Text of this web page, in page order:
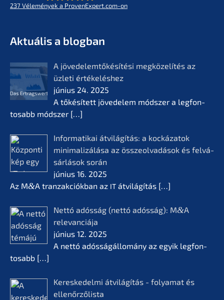
237 Vélemé­ny­ek a ProvenExpert.com-on
Aktuá­lis a blogban
A jövedelem­tőké­sí­té­si megkö­ze­lí­tés az
üzleti értékelés­hez
június 24. 2025
A tőkésí­tett jövede­lem módszer a legfon­
tosabb módszer […]
Infor­ma­ti­kai átvilá­gí­tás: a kocká­z­a­tok
minima­li­zá­lá­sa az összeol­va­dá­sok és felvá­
sár­lá­sok során
június 16. 2025
Az M&A tranzak­ciók­ban az IT átvilá­gí­tás […]
Nettó adósság (nettó adósság): M&A
relevan­ciá­ja
június 12. 2025
A nettó adóssá­gál­lomá­ny az egyik legfon­
tosabb […]
Keres­ke­del­mi átvilá­gí­tás - folyamat és
ellenőr­ző­lis­ta